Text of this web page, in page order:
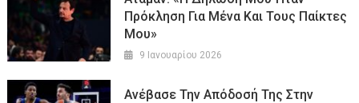
Πρόκληση Για Μένα Και Τους Παίκτες
Μου»
9 Ιανουαρίου 2026
Ανέβασε Την Απόδοσή Της Στην